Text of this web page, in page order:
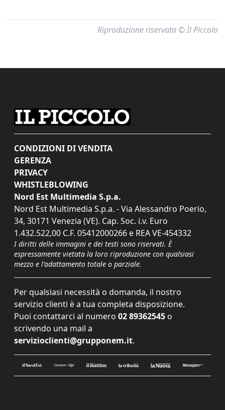
Riproduzione riservata © Il Piccolo
CONDIZIONI DI VENDITA
GERENZA
PRIVACY
WHISTLEBLOWING
Nord Est Multimedia S.p.a.
Nord Est Multimedia S.p.a. - Via Alessandro Poerio,
34, 30171 Venezia (VE). Cap. Soc. i.v. Euro
1.432.522,00 C.F. 05412000266 e REA VE-454332
I diritti delle immagini e dei testi sono riservati. È
espressamente vietata la loro riproduzione con qualsiasi
mezzo e l'adattamento totale o parziale.
Per qualsiasi necessità o domanda, il nostro
servizio clienti è a tua completa disposizione.
Puoi contattarci al numero 02 89362545 o
scrivendo una mail a
servizioclienti@grupponem.it.